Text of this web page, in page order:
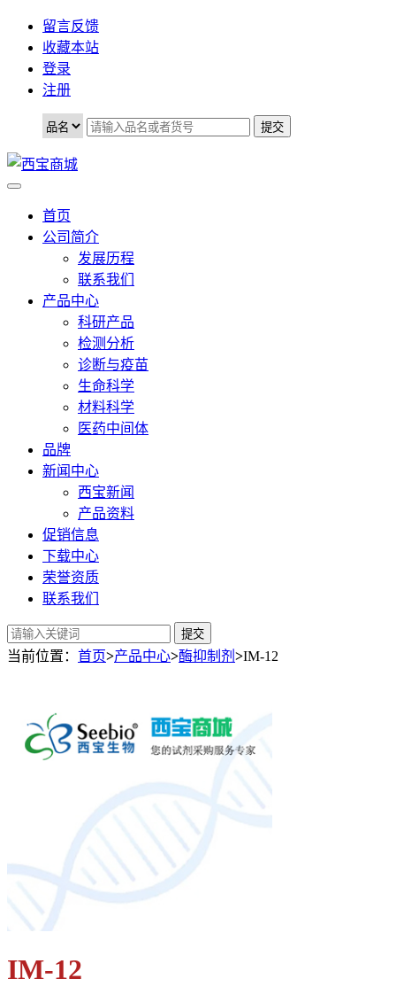
留言反馈
收藏本站
登录
注册
首页
公司简介
发展历程
联系我们
产品中心
科研产品
检测分析
诊断与疫苗
生命科学
材料科学
医药中间体
品牌
新闻中心
西宝新闻
产品资料
促销信息
下载中心
荣誉资质
联系我们
提交
当前位置： 首页>产品中心>酶抑制剂 >IM-12
IM-12